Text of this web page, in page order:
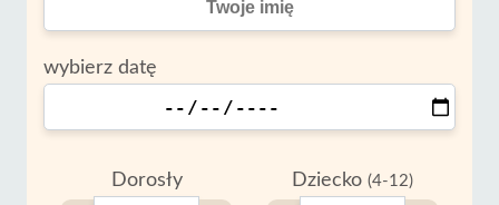
wybierz datę
Dorosły Dziecko (4-12)